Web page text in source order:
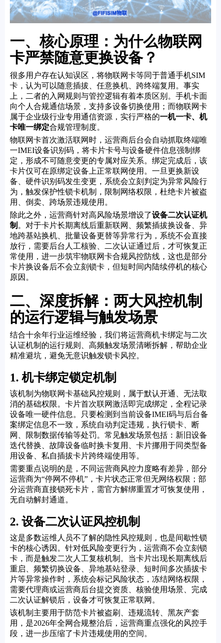
一、核心原理：为什么物联网
卡严禁随意更换设备？
很多用户存在认知误区，将物联网卡等同于普通手机SIM
卡，认为可以随意插拔、任意换机、跨终端复用。事实
上，二者的入网规则与管控逻辑有着本质区别。手机卡面
向个人合规通信场景，支持多设备切换使用；而物联网卡
属于企业级行业专用通信资源，实行严格的一机一卡、机
卡唯一绑定合规管理制度。
物联网卡首次激活联网时，运营商后台会自动抓取终端唯
一IMEI设备识别码，将卡片卡号与设备硬件信息强制绑
定，形成不可随意变更的专属对应关系。绑定完成后，该
卡片仅可在原绑定设备上正常联网使用。一旦更换新设
备、硬件识别码发生变更，系统会立刻判定为异常风险行
为，触发保护性锁卡机制，限制网络权限，杜绝卡片被盗
用、倒卖、跨场景违规使用。
除此之外，运营商针对高风险场景增设了设备二次认证机
制 。对于卡片长期离线后重新联网、频繁插拔换设备、异
地跨基站换机、批量设备更替等异常行为，系统不会直接
放行，需要后台人工核验、二次认证通过后，才可恢复正
常使用，进一步筑牢物联网卡合规风控防线，这也是部分
卡片换设备后不会立刻锁卡，但短时间内陆续停机的核心
原因。
二、深度拆解：两大风控机制
的运行逻辑与触发场景
结合十余年行业运维经验，我们将运营商机卡绑定与二次
认证机制的运行规则、高频触发场景清晰拆解，帮助企业
精准避坑，避免无意识触发锁卡风控。
1. 机卡绑定锁定机制
该机制为物联网卡基础风控规则，属于默认开通、无法取
消的基础权限。卡片首次联网激活即完成绑定，全程记录
设备唯一硬件信息。只要检测到当前设备IMEI码与后台备
案绑定信息不一致，系统自动判定违规，执行锁卡、断
网、限制数据传输等处罚。常见触发场景包括：新旧设备
迭代替换、故障设备临时换卡复用、卡片挪用于同类型备
用设备、私自插拔卡片跨终端使用等。
需要重点说明的是，不同运营商风控力度略有差异，部分
运营商为“停网不停机”，卡片状态正常但无网络权限；部
分运营商直接锁死卡片，需官方解绑重置才可恢复使用，
无自动解封通道。
2. 设备二次认证风控机制
这是多数运维人员不了解的隐性风控规则，也是间歇性锁
卡的核心诱因。针对低风险变更行为，运营商不会立刻锁
卡，而是触发二次人工复核机制。当卡片出现长期离线后
重启、频繁切换设备、异地基站登录、短时间多次插拔卡
片等异常操作时，系统会标记风险状态，冻结网络权限，
需要代理商或运营商后台提交资质、核验使用场景、完成
二次认证解锁后，设备才可恢复正常联网。
该机制主要用于防范卡片被盗刷、违规流转、黑灰产套
用，是2026年全网合规整治后，运营商重点强化的风控手
段，进一步压缩了卡片违规使用的空间。